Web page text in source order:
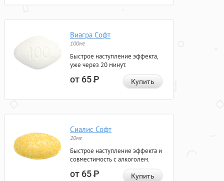
Виагра Софт
100мг
Быстрое наступление эффекта,
уже через 20 минут.
от 65Р Купить
Сиалис Софт
20мг
Быстрое наступление эффекта и
совместимость с алкоголем.
от 65Р Купить